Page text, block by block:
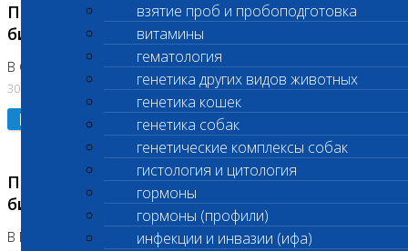
взятие проб и пробоподготовка
витамины
гематология
генетика других видов животных
генетика кошек
генетика собак
генетические комплексы собак
гистология и цитология
гормоны
гормоны (профили)
инфекции и инвазии (ифа)
Приостановлено выполнение срочных
биохимических исследований
В Сколково. Код (123,309,310)
30.07.2026
Подробнее
Приостановлено выполнение срочных
биохимических исследований
В Бутово 29.07.26